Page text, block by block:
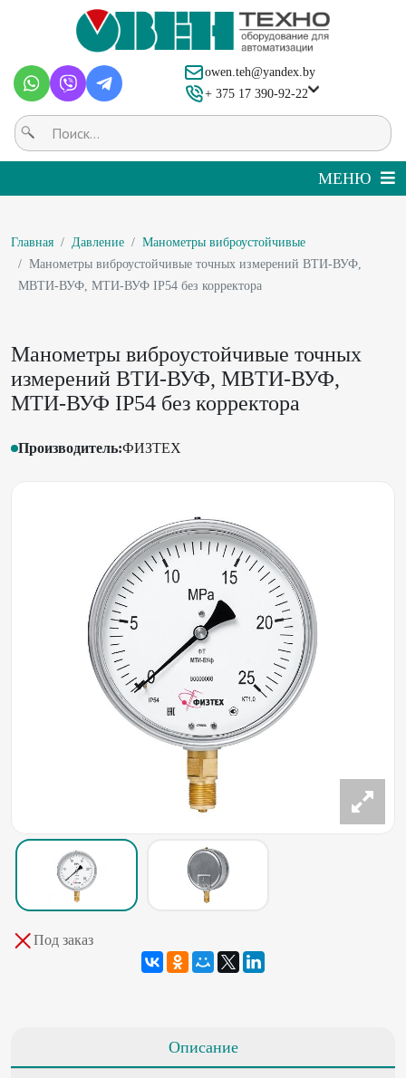
owen.teh@yandex.by
+ 375 17 390-92-22
Главная Давление
Манометры виброустойчивые
Манометры виброустойчивые точных измерений ВТИ-ВУФ,
МВТИ-ВУФ, МТИ-ВУФ IP54 без корректора
Манометры виброустойчивые точных
измерений ВТИ-ВУФ, МВТИ-ВУФ,
МТИ-ВУФ IP54 без корректора
Производитель:ФИЗТЕХ
Под заказ
Описание